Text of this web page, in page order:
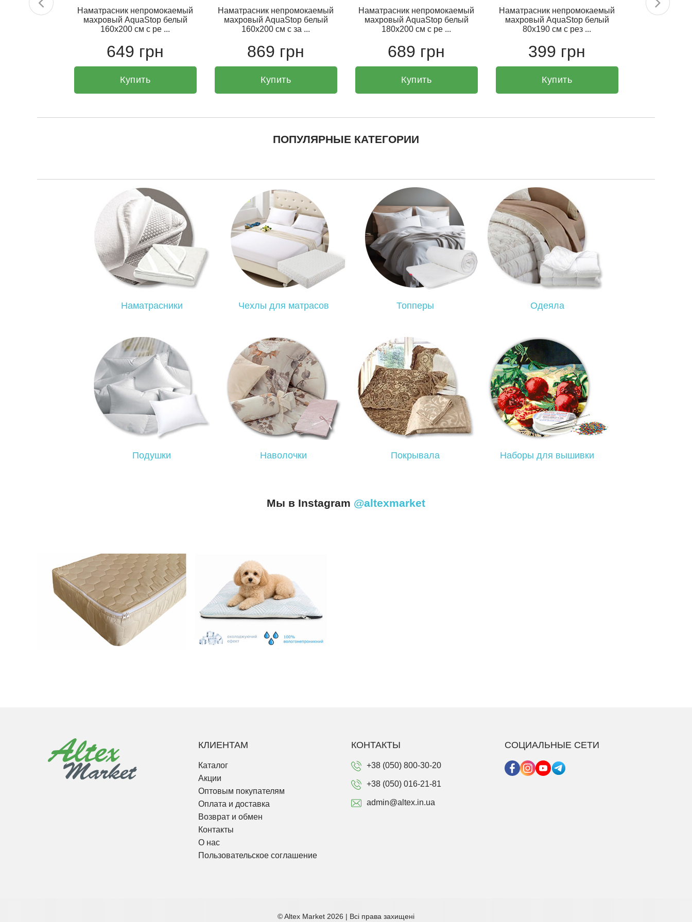
Наматрасник непромокаемый
махровый AquaStop белый
160х200 см с ре ...
649 грн
Купить
Наматрасник непромокаемый
махровый AquaStop белый
160х200 см с за ...
869 грн
Купить
Наматрасник непромокаемый
махровый AquaStop белый
180х200 см с ре ...
689 грн
Купить
Наматрасник непромокаемый
махровый AquaStop белый
80х190 см с рез ...
399 грн
Купить
ПОПУЛЯРНЫЕ КАТЕГОРИИ
Наматрасники Чехлы для матрасов Топперы Одеяла
Подушки Наволочки Покрывала Наборы для вышивки
Мы в Instagram @altexmarket
КЛИЕНТАМ
Каталог
Акции
Оптовым покупателям
Оплата и доставка
Возврат и обмен
Контакты
О нас
Пользовательское соглашение
КОНТАКТЫ
+38 (050) 800-30-20
+38 (050) 016-21-81
admin@altex.in.ua
СОЦИАЛЬНЫЕ СЕТИ
© Altex Market 2026 | Всі права захищені